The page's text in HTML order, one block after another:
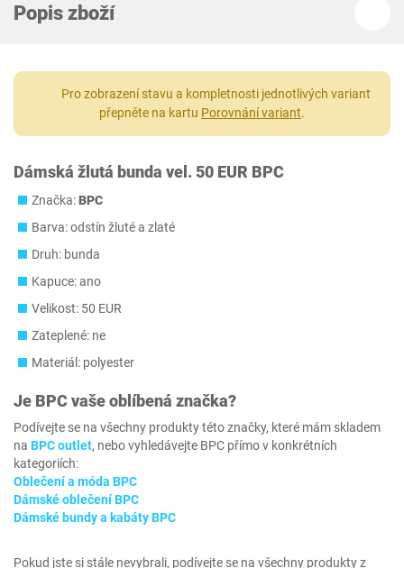
Popis zboží
Pro zobrazení stavu a kompletnosti jednotlivých variant
přepněte na kartu Porovnání variant.
Dámská žlutá bunda vel. 50 EUR BPC
Značka:BPC
Barva: odstín žluté a zlaté
Druh: bunda
Kapuce: ano
Velikost: 50 EUR
Zateplené: ne
Materiál: polyester
Je BPCvaše oblíbená značka?
Podívejte se na všechny produkty této značky, které mám skladem
na BPC outlet, nebo vyhledávejte BPC přímo v konkrétních
kategoriích:
Oblečení a móda BPC
Dámské oblečení BPC
Dámské bundy a kabáty BPC
Pokud jste si stále nevybrali, podívejte se na všechny produkty z